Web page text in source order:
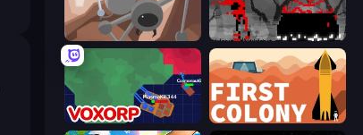
Tri-Achnid Witchy Sacrifices
Voxorp First Colony